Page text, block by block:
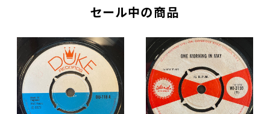
セール中の商品